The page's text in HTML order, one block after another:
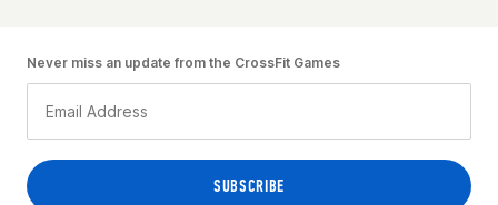
Never miss an update from the CrossFit Games